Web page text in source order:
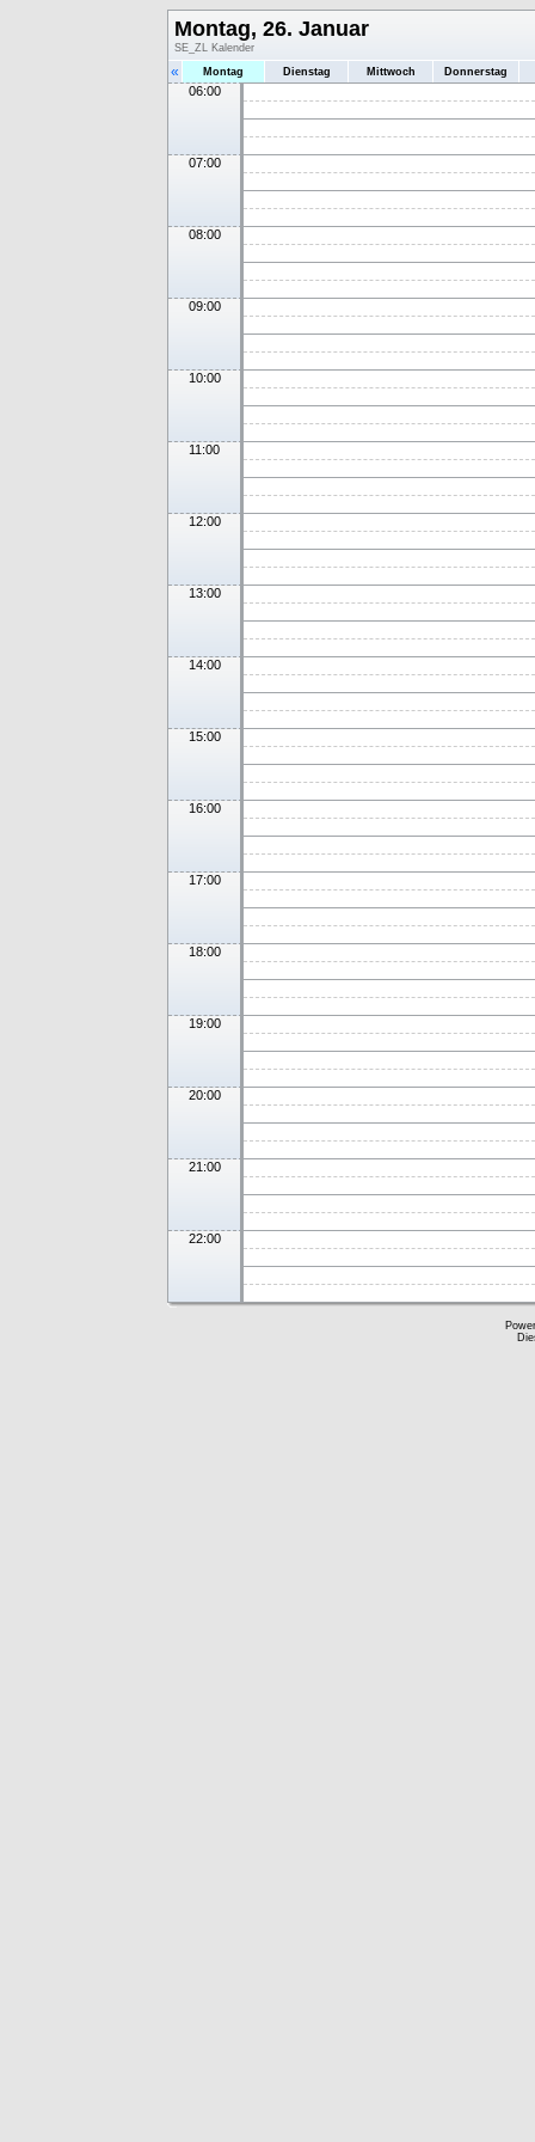
Montag, 26. Januar
SE_ZL Kalender
« Montag Dienstag Mittwoch Donnerstag
06:00
07:00
08:00
09:00
10:00
11:00
12:00
13:00
14:00
15:00
16:00
17:00
18:00
19:00
20:00
21:00
22:00